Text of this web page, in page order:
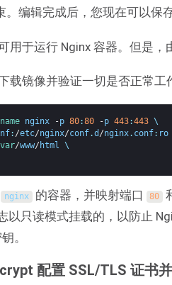
。编辑完成后，您现在可以保
用于运行 Nginx 容器。但是
载镜像并验证一切是否正常工
name nginx -p 80:80 -p 443:443 \
: /etc/nginx/conf.d /nginx. conf: ro
var/www/ html \
nginx 的容器，并映射端口 80
以只读模式挂载的，以防止
。
配置 SSL/TLS 证书